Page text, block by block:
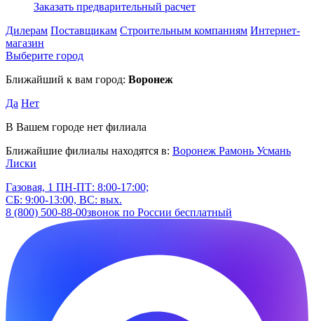
Заказать предварительный расчет
Дилерам Поставщикам Строительным компаниям Интернет-
магазин
Выберите город
Ближайший к вам город: Воронеж
Да Нет
В Вашем городе нет филиала
Ближайшие филиалы находятся в: Воронеж Рамонь Усмань
Лиски
Газовая, 1 ПН-ПТ: 8:00-17:00;
СБ: 9:00-13:00, ВС: вых.
8 (800) 500-88-00звонок по России бесплатный